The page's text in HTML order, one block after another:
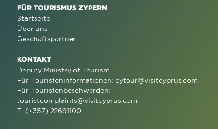
FÜR TOURISMUS ZYPERN
Startseite
Über uns
Geschäftspartner
KONTAKT
Deputy Ministry of Tourism
Für Touristeninformationen: cytour@visitcyprus.com
Für Touristenbeschwerden:
touristcomplaints@visitcyprus.com
T: (+357) 22691100